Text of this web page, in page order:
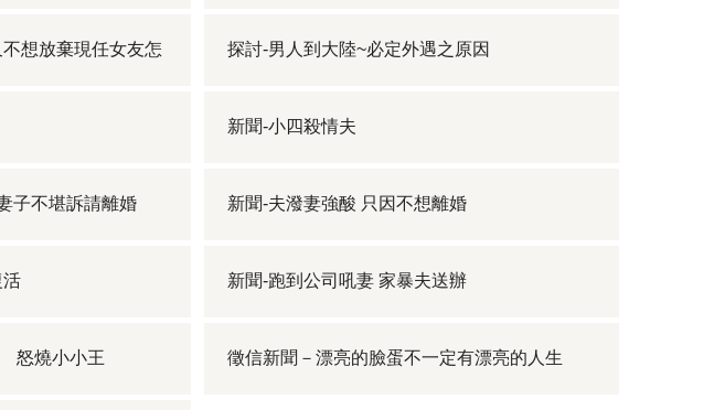
想放棄現任女友怎
探討-男人到大陸~必定外遇之原因
新聞-小四殺情夫
子不堪訴請離婚 新聞-夫潑妻強酸 只因不想離婚
活 新聞-跑到公司吼妻 家暴夫送辦
怒燒小小王 徵信新聞－漂亮的臉蛋不一定有漂亮的人生